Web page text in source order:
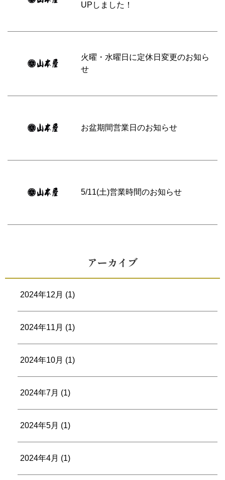
UPしました！
火曜・水曜日に定休日変更のお知ら
せ
お盆期間営業日のお知らせ
5/11(土)営業時間のお知らせ
アーカイブ
2024年12月 (1)
2024年11月 (1)
2024年10月 (1)
2024年7月 (1)
2024年5月 (1)
2024年4月 (1)